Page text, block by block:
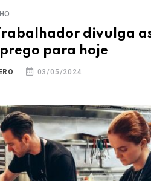
divulga
para hoje
03/05/2024